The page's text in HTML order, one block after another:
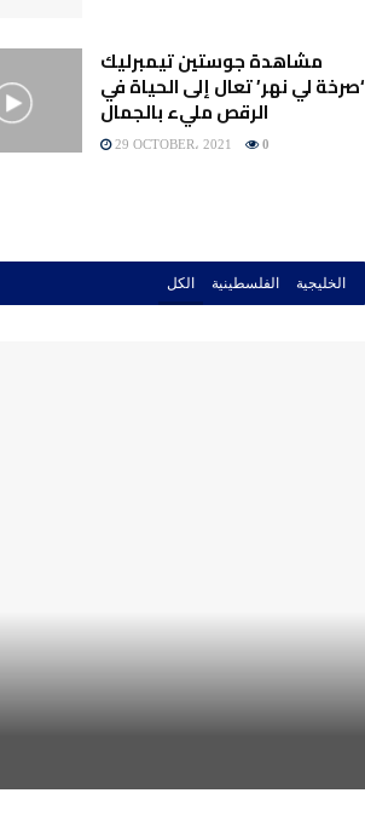
مشاهدة جوستين تيمبرليك
‘صرخة لي نهر’ تعال إلى الحياة في
الرقص مليء بالجمال
29 OCTOBER، 2021 0
الكل الفلسطينية الخليجية